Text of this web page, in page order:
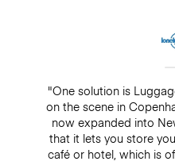
"One solution is
on the scene in
now expanded into
that it lets you store
café or hotel, which is